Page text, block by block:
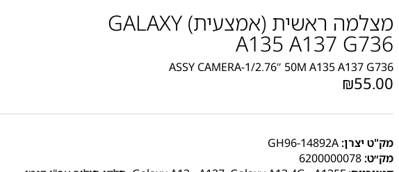
מצלמה ראשית (אמצעית) GALAXY
A135 A137 G736
ASSY CAMERA-1/2.76″ 50M A135 A137 G736
₪55.00
מק"ט יצרן: GH96-14892A
מק״ט: 6200000078